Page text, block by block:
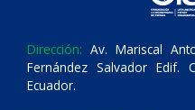
Dirección: Av. Mariscal
Fernández Salvador
Ecuador.